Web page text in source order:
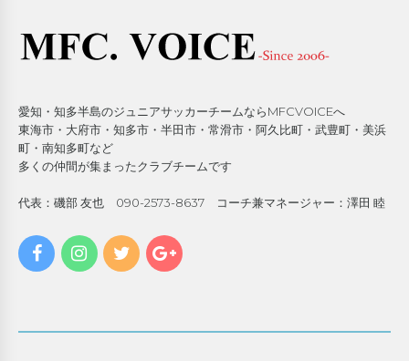
愛知・知多半島のジュニアサッカーチームならMFCVOICEへ
東海市・大府市・知多市・半田市・常滑市・阿久比町・武豊町・美浜
町・南知多町など
多くの仲間が集まったクラブチームです
代表：磯部 友也 090-2573-8637 コーチ兼マネージャー：澤田 睦